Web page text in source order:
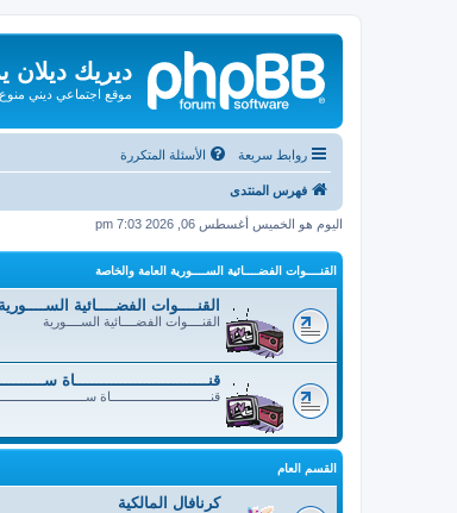
ديريك ديلان
موقع اجتماعي ديني منوع
روابط سريعة الأسئلة المتكررة
فهرس المنتدى
اليوم هو الخميس أغسطس 06, 2026 7:03 pm
القنــــوات الفضــــائية الســــورية العامة والخاصة
القنــــوات الفضــــائية الســــورية
القنــــوات الفضــــائية الســــورية
قنــــــــــــــــــــــــــــاة
قنــــــــــــــــــــــــــــاة
القسم العام
كرنافال المالكية